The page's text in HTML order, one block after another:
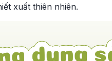
xuất thiên nhiên.